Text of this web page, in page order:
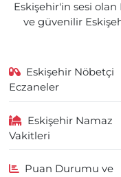
Eskişehir'in sesi olan
ve güvenilir
Eskişehir Nöbetçi
Eczaneler
Eskişehir Namaz
Vakitleri
Puan Durumu ve